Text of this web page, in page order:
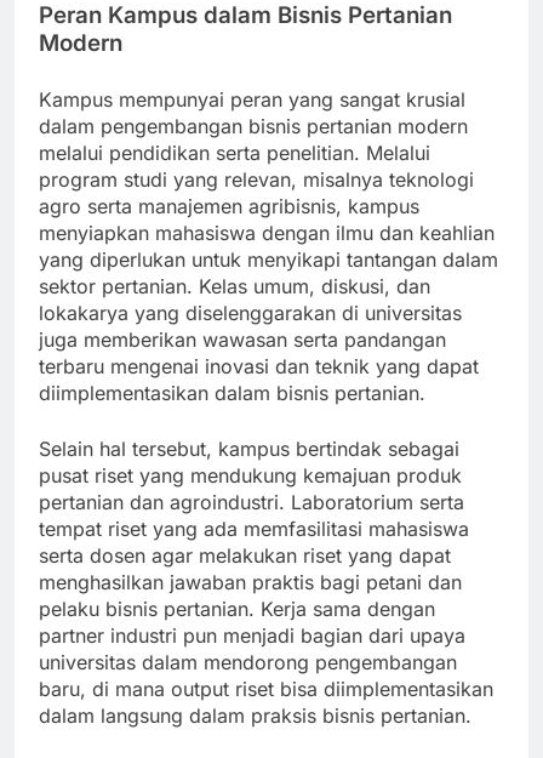
Peran Kampus dalam Bisnis Pertanian
Modern
Kampus mempunyai peran yang sangat krusial
dalam pengembangan bisnis pertanian modern
melalui pendidikan serta penelitian. Melalui
program studi yang relevan, misalnya teknologi
agro serta manajemen agribisnis, kampus
menyiapkan mahasiswa dengan ilmu dan keahlian
yang diperlukan untuk menyikapi tantangan dalam
sektor pertanian. Kelas umum, diskusi, dan
lokakarya yang diselenggarakan di universitas
juga memberikan wawasan serta pandangan
terbaru mengenai inovasi dan teknik yang dapat
diimplementasikan dalam bisnis pertanian.
Selain hal tersebut, kampus bertindak sebagai
pusat riset yang mendukung kemajuan produk
pertanian dan agroindustri. Laboratorium serta
tempat riset yang ada memfasilitasi mahasiswa
serta dosen agar melakukan riset yang dapat
menghasilkan jawaban praktis bagi petani dan
pelaku bisnis pertanian. Kerja sama dengan
partner industri pun menjadi bagian dari upaya
universitas dalam mendorong pengembangan
baru, di mana output riset bisa diimplementasikan
dalam langsung dalam praksis bisnis pertanian.